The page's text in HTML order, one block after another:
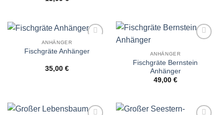
Wunschliste
ANHÄNGER
Fischgräte Anhänger
35,00 €
ANHÄNGER
Fischgräte Bernstein
Anhänger
49,00 €